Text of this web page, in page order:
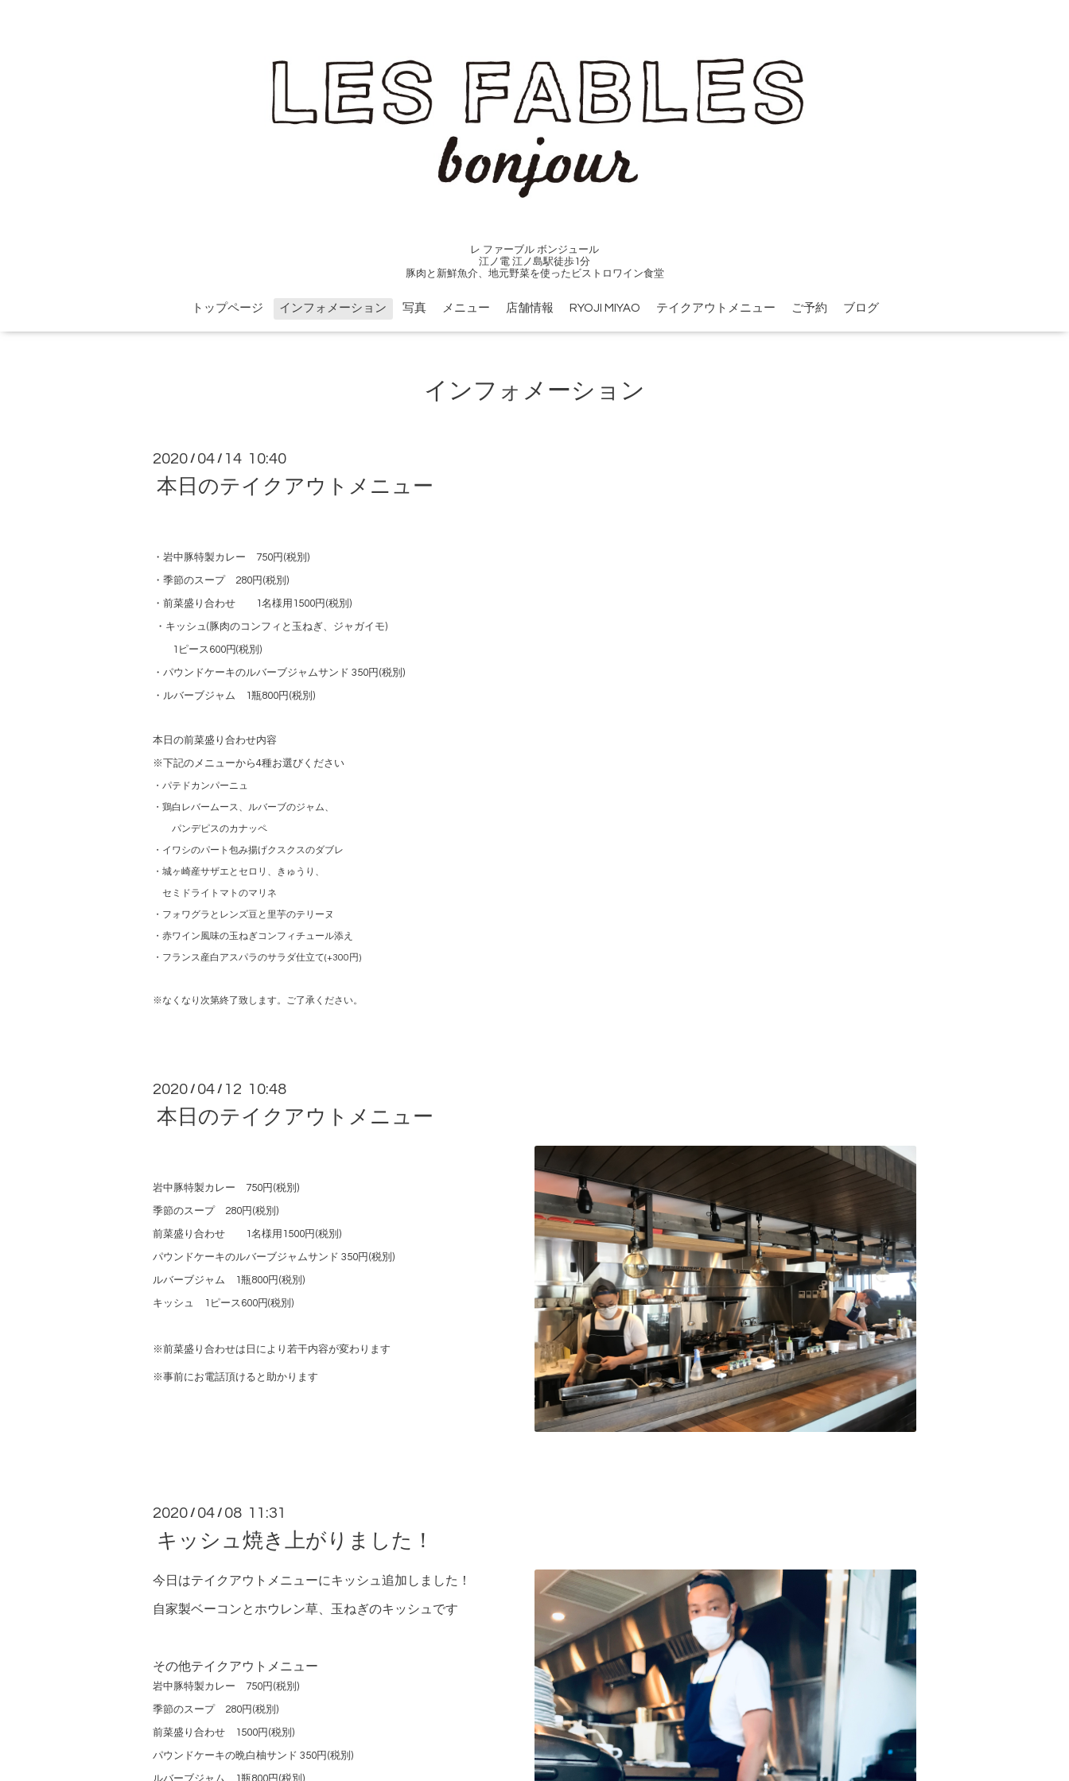
レ ファーブル ボンジュール
江ノ電 江ノ島駅徒歩1分
豚肉と新鮮魚介、地元野菜を使ったビストロワイン食堂
トップページ インフォメーション 写真 メニュー 店舗情報 RYOJI MIYAO テイクアウトメニュー ご予約 ブログ
インフォメーション
2020 / 04 / 14 10:40
本日のテイクアウトメニュー
・岩中豚特製カレー 750円(税別)
・季節のスープ 280円(税別)
・前菜盛り合わせ 1名様用1500円(税別)
・キッシュ(豚肉のコンフィと玉ねぎ、ジャガイモ)
1ピース600円(税別)
・パウンドケーキのルバーブジャムサンド 350円(税別)
・ルバーブジャム 1瓶800円(税別)
本日の前菜盛り合わせ内容
※下記のメニューから4種お選びください
・パテドカンパーニュ
・鶏白レバームース、ルバーブのジャム、
パンデピスのカナッペ
・イワシのパート包み揚げクスクスのダブレ
・城ヶ崎産サザエとセロリ、きゅうり、
セミドライトマトのマリネ
・フォワグラとレンズ豆と里芋のテリーヌ
・赤ワイン風味の玉ねぎコンフィチュール添え
・フランス産白アスパラのサラダ仕立て(+300円)
※なくなり次第終了致します。ご了承ください。
2020 / 04 / 12 10:48
本日のテイクアウトメニュー
岩中豚特製カレー 750円(税別)
季節のスープ 280円(税別)
前菜盛り合わせ 1名様用1500円(税別)
パウンドケーキのルバーブジャムサンド 350円(税別)
ルバーブジャム 1瓶800円(税別)
キッシュ 1ピース600円(税別)
※前菜盛り合わせは日により若干内容が変わります
※事前にお電話頂けると助かります
2020 / 04 / 08 11:31
キッシュ焼き上がりました！
今日はテイクアウトメニューにキッシュ追加しました！
自家製ベーコンとホウレン草、玉ねぎのキッシュです
その他テイクアウトメニュー
岩中豚特製カレー 750円(税別)
季節のスープ 280円(税別)
前菜盛り合わせ 1500円(税別)
パウンドケーキの晩白柚サンド 350円(税別)
ルバーブジャム 1瓶800円(税別)